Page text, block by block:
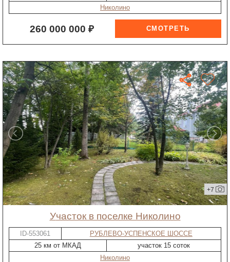
Николино
260 000 000 ₽
+7
участок в поселке Николино
ID-553061
РУБЛЕВО-УСПЕНСКОЕ ШОССЕ
25 км от МКАД
участок 15 соток
Николино